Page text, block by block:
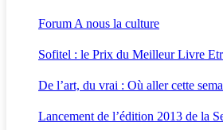
Forum A nous la culture
Sofitel : le Prix du Meilleur Livre
De l’art, du vrai : Où aller cette
Lancement de l’édition 2013 de la